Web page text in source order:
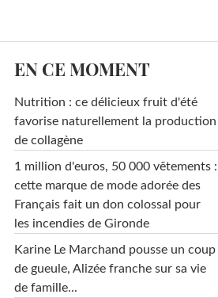
EN CE MOMENT
Nutrition : ce délicieux fruit d'été
favorise naturellement la production
de collagène
1 million d'euros, 50 000 vêtements :
cette marque de mode adorée des
Français fait un don colossal pour
les incendies de Gironde
Karine Le Marchand pousse un coup
de gueule, Alizée franche sur sa vie
de famille...